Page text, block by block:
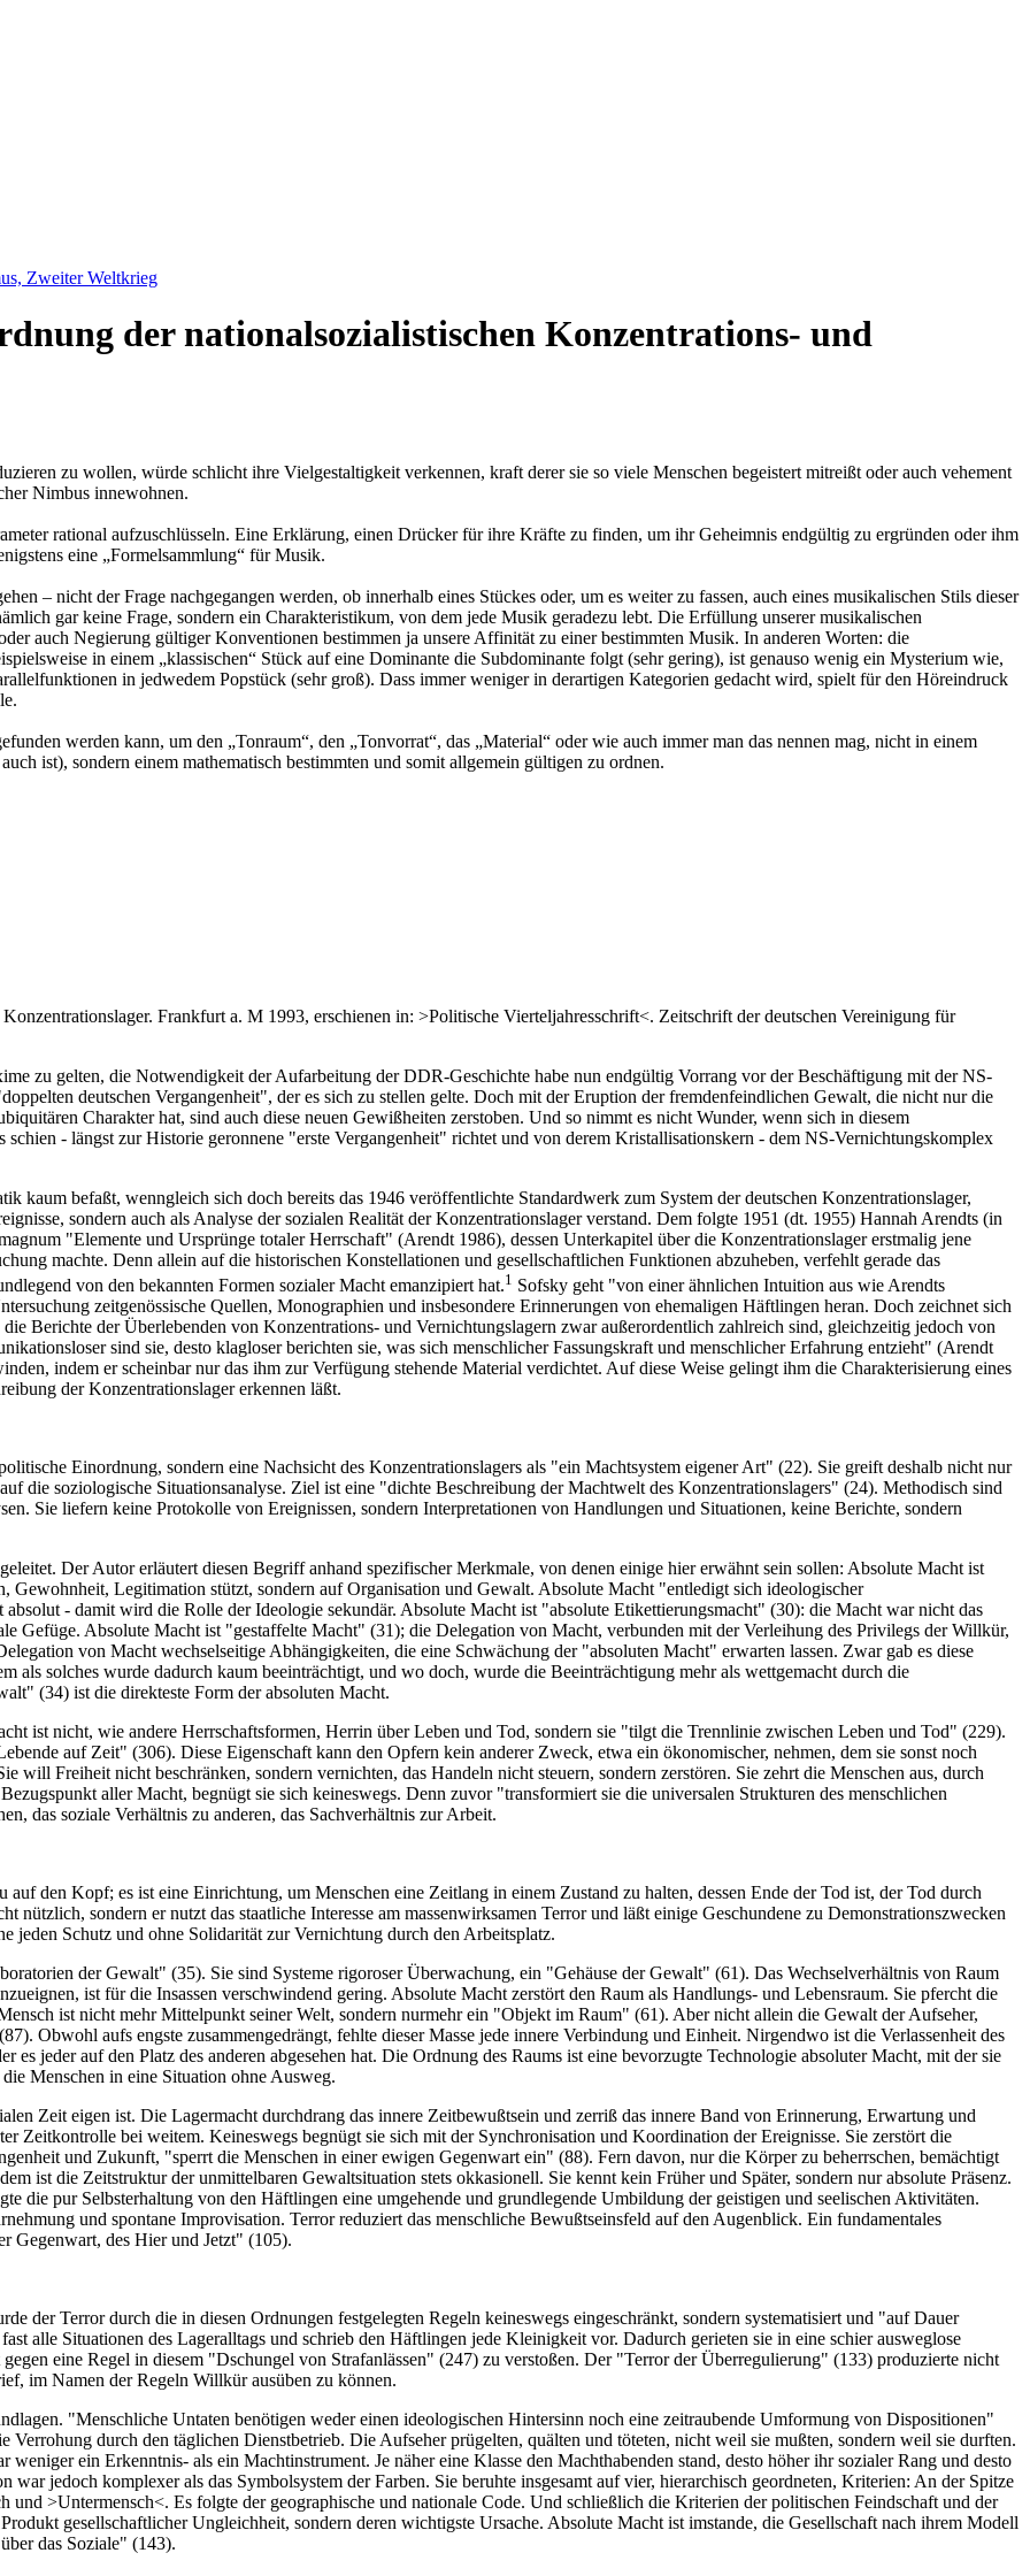
Zweiter Weltkrieg
der nationalsozialistischen Konzentrations- und
zu wollen, würde schlicht ihre Vielgestaltigkeit verkennen, kraft derer sie so viele Menschen begeistert mitreißt oder auch vehement
Nimbus innewohnen.
rational aufzuschlüsseln. Eine Erklärung, einen Drücker für ihre Kräfte zu finden, um ihr Geheimnis endgültig zu ergründen oder ihm
eine „Formelsammlung“ für Musik.
– nicht der Frage nachgegangen werden, ob innerhalb eines Stückes oder, um es weiter zu fassen, auch eines musikalischen Stils dieser
gar keine Frage, sondern ein Charakteristikum, von dem jede Musik geradezu lebt. Die Erfüllung unserer musikalischen
auch Negierung gültiger Konventionen bestimmen ja unsere Affinität zu einer bestimmten Musik. In anderen Worten: die
in einem „klassischen“ Stück auf eine Dominante die Subdominante folgt (sehr gering), ist genauso wenig ein Mysterium wie,
in jedwedem Popstück (sehr groß). Dass immer weniger in derartigen Kategorien gedacht wird, spielt für den Höreindruck
werden kann, um den „Tonraum“, den „Tonvorrat“, das „Material“ oder wie auch immer man das nennen mag, nicht in einem
ist), sondern einem mathematisch bestimmten und somit allgemein gültigen zu ordnen.
Frankfurt a. M 1993, erschienen in: >Politische Vierteljahresschrift<. Zeitschrift der deutschen Vereinigung für
zu gelten, die Notwendigkeit der Aufarbeitung der DDR-Geschichte habe nun endgültig Vorrang vor der Beschäftigung mit der NS-
deutschen Vergangenheit", der es sich zu stellen gelte. Doch mit der Eruption der fremdenfeindlichen Gewalt, die nicht nur die
Charakter hat, sind auch diese neuen Gewißheiten zerstoben. Und so nimmt es nicht Wunder, wenn sich in diesem
- längst zur Historie geronnene "erste Vergangenheit" richtet und von derem Kristallisationskern - dem NS-Vernichtungskomplex
kaum befaßt, wenngleich sich doch bereits das 1946 veröffentlichte Standardwerk zum System der deutschen Konzentrationslager,
sondern auch als Analyse der sozialen Realität der Konzentrationslager verstand. Dem folgte 1951 (dt. 1955) Hannah Arendts (in
"Elemente und Ursprünge totaler Herrschaft" (Arendt 1986), dessen Unterkapitel über die Konzentrationslager erstmalig jene
machte. Denn allein auf die historischen Konstellationen und gesellschaftlichen Funktionen abzuheben, verfehlt gerade das
von den bekannten Formen sozialer Macht emanzipiert hat.1 Sofsky geht "von einer ähnlichen Intuition aus wie Arendts
zeitgenössische Quellen, Monographien und insbesondere Erinnerungen von ehemaligen Häftlingen heran. Doch zeichnet sich
Berichte der Überlebenden von Konzentrations- und Vernichtungslagern zwar außerordentlich zahlreich sind, gleichzeitig jedoch von
sind sie, desto klagloser berichten sie, was sich menschlicher Fassungskraft und menschlicher Erfahrung entzieht" (Arendt
indem er scheinbar nur das ihm zur Verfügung stehende Material verdichtet. Auf diese Weise gelingt ihm die Charakterisierung eines
der Konzentrationslager erkennen läßt.
Einordnung, sondern eine Nachsicht des Konzentrationslagers als "ein Machtsystem eigener Art" (22). Sie greift deshalb nicht nur
die soziologische Situationsanalyse. Ziel ist eine "dichte Beschreibung der Machtwelt des Konzentrationslagers" (24). Methodisch sind
Sie liefern keine Protokolle von Ereignissen, sondern Interpretationen von Handlungen und Situationen, keine Berichte, sondern
Der Autor erläutert diesen Begriff anhand spezifischer Merkmale, von denen einige hier erwähnt sein sollen: Absolute Macht ist
Legitimation stützt, sondern auf Organisation und Gewalt. Absolute Macht "entledigt sich ideologischer
- damit wird die Rolle der Ideologie sekundär. Absolute Macht ist "absolute Etikettierungsmacht" (30): die Macht war nicht das
Gefüge. Absolute Macht ist "gestaffelte Macht" (31); die Delegation von Macht, verbunden mit der Verleihung des Privilegs der Willkür,
von Macht wechselseitige Abhängigkeiten, die eine Schwächung der "absoluten Macht" erwarten lassen. Zwar gab es diese
als solches wurde dadurch kaum beeinträchtigt, und wo doch, wurde die Beeinträchtigung mehr als wettgemacht durch die
(34) ist die direkteste Form der absoluten Macht.
ist nicht, wie andere Herrschaftsformen, Herrin über Leben und Tod, sondern sie "tilgt die Trennlinie zwischen Leben und Tod" (229).
auf Zeit" (306). Diese Eigenschaft kann den Opfern kein anderer Zweck, etwa ein ökonomischer, nehmen, dem sie sonst noch
will Freiheit nicht beschränken, sondern vernichten, das Handeln nicht steuern, sondern zerstören. Sie zehrt die Menschen aus, durch
aller Macht, begnügt sie sich keineswegs. Denn zuvor "transformiert sie die universalen Strukturen des menschlichen
das soziale Verhältnis zu anderen, das Sachverhältnis zur Arbeit.
den Kopf; es ist eine Einrichtung, um Menschen eine Zeitlang in einem Zustand zu halten, dessen Ende der Tod ist, der Tod durch
sondern er nutzt das staatliche Interesse am massenwirksamen Terror und läßt einige Geschundene zu Demonstrationszwecken
jeden Schutz und ohne Solidarität zur Vernichtung durch den Arbeitsplatz.
der Gewalt" (35). Sie sind Systeme rigoroser Überwachung, ein "Gehäuse der Gewalt" (61). Das Wechselverhältnis von Raum
ist für die Insassen verschwindend gering. Absolute Macht zerstört den Raum als Handlungs- und Lebensraum. Sie pfercht die
ist nicht mehr Mittelpunkt seiner Welt, sondern nurmehr ein "Objekt im Raum" (61). Aber nicht allein die Gewalt der Aufseher,
Obwohl aufs engste zusammengedrängt, fehlte dieser Masse jede innere Verbindung und Einheit. Nirgendwo ist die Verlassenheit des
es jeder auf den Platz des anderen abgesehen hat. Die Ordnung des Raums ist eine bevorzugte Technologie absoluter Macht, mit der sie
Menschen in eine Situation ohne Ausweg.
Zeit eigen ist. Die Lagermacht durchdrang das innere Zeitbewußtsein und zerriß das innere Band von Erinnerung, Erwartung und
Zeitkontrolle bei weitem. Keineswegs begnügt sie sich mit der Synchronisation und Koordination der Ereignisse. Sie zerstört die
und Zukunft, "sperrt die Menschen in einer ewigen Gegenwart ein" (88). Fern davon, nur die Körper zu beherrschen, bemächtigt
ist die Zeitstruktur der unmittelbaren Gewaltsituation stets okkasionell. Sie kennt kein Früher und Später, sondern nur absolute Präsenz.
die pur Selbsterhaltung von den Häftlingen eine umgehende und grundlegende Umbildung der geistigen und seelischen Aktivitäten.
und spontane Improvisation. Terror reduziert das menschliche Bewußtseinsfeld auf den Augenblick. Ein fundamentales
Gegenwart, des Hier und Jetzt" (105).
der Terror durch die in diesen Ordnungen festgelegten Regeln keineswegs eingeschränkt, sondern systematisiert und "auf Dauer
alle Situationen des Lageralltags und schrieb den Häftlingen jede Kleinigkeit vor. Dadurch gerieten sie in eine schier ausweglose
eine Regel in diesem "Dschungel von Strafanlässen" (247) zu verstoßen. Der "Terror der Überregulierung" (133) produzierte nicht
im Namen der Regeln Willkür ausüben zu können.
"Menschliche Untaten benötigen weder einen ideologischen Hintersinn noch eine zeitraubende Umformung von Dispositionen"
durch den täglichen Dienstbetrieb. Die Aufseher prügelten, quälten und töteten, nicht weil sie mußten, sondern weil sie durften.
ein Erkenntnis- als ein Machtinstrument. Je näher eine Klasse den Machthabenden stand, desto höher ihr sozialer Rang und desto
jedoch komplexer als das Symbolsystem der Farben. Sie beruhte insgesamt auf vier, hierarchisch geordneten, Kriterien: An der Spitze
und >Untermensch<. Es folgte der geographische und nationale Code. Und schließlich die Kriterien der politischen Feindschaft und der
gesellschaftlicher Ungleichheit, sondern deren wichtigste Ursache. Absolute Macht ist imstande, die Gesellschaft nach ihrem Modell
das Soziale" (143).